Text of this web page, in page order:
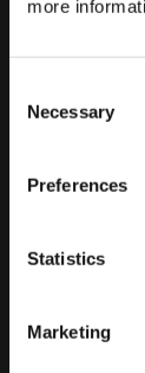
more
Selection
Necessary
Preferences
Statistics
Marketing